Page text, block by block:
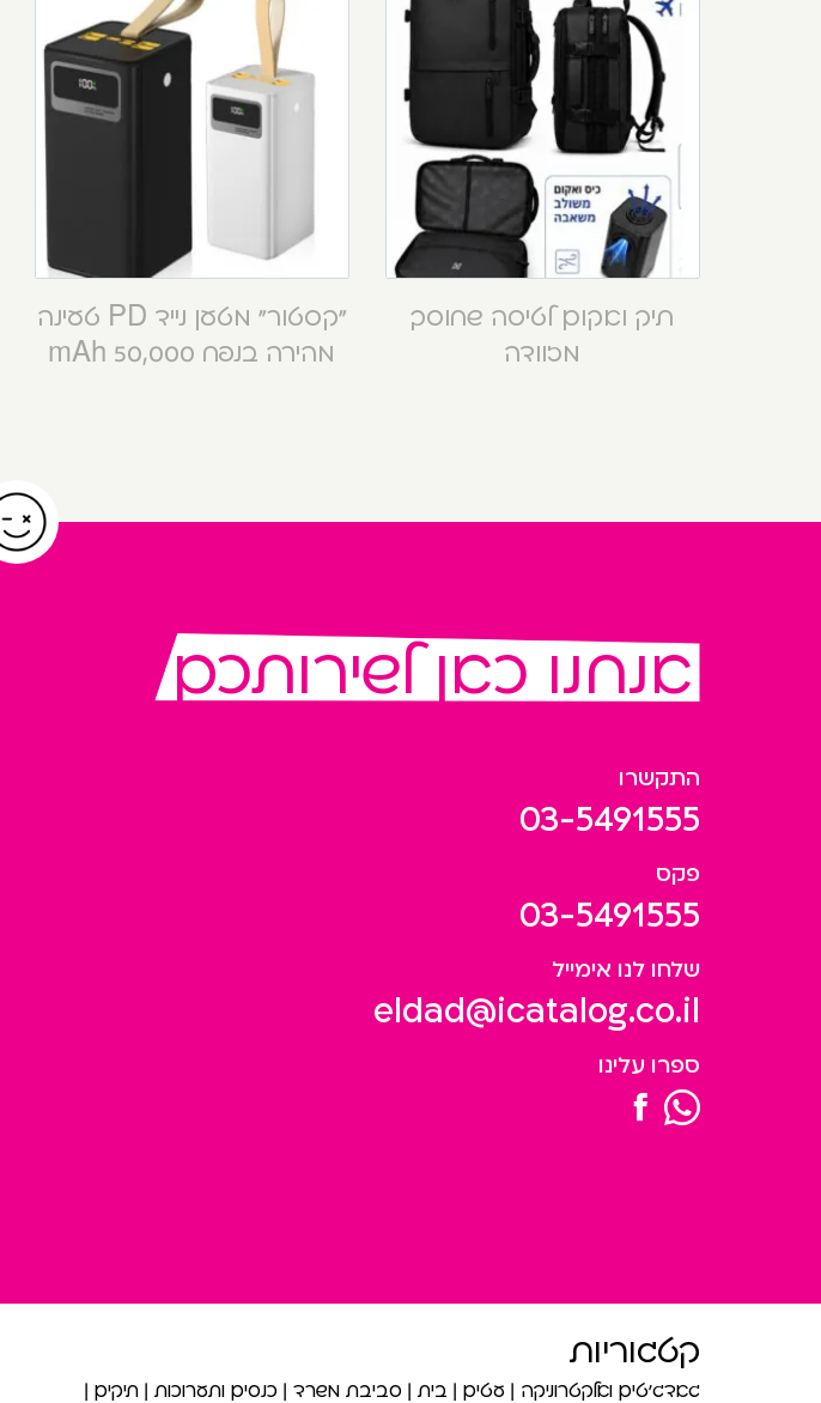
תיק ואקום לטיסה שחוסך
מזוודה
“קסטור” מטען נייד PD טעינה
מהירה בנפח 50,000 mAh
אנחנו כאן לשירותכם
התקשרו
03-5491555
פקס
03-5491555
שלחו לנו אימייל
eldad@icatalog.co.il
ספרו עלינו
קטגוריות
גאדג’טים ואלקטרוניקה עטים בית סביבת משרד כנסים ותערוכות תיקים